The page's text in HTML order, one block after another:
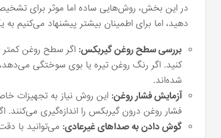
در این بخش، روش‌هایی ساده اما موثر برای
دهید، اما برای اطمینان بیشتر پیشنهاد می‌کنیم
بررسی سطح روغن گیربکس: اگر سطح روغن کمتر
کنید. اگر رنگ روغن تیره یا بوی سوختگی
شده‌اند.
آزمایش فشار روغن: این روش نیاز به تجهیزات
فشار روغن درون گیربکس را اندازه‌گیری
گوش دادن به صداهای غیرعادی: می‌توانید با